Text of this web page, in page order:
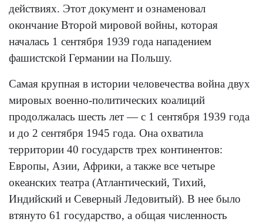
действиях. Этот документ и ознаменовал
окончание Второй мировой войны, которая
началась 1 сентября 1939 года нападением
фашистской Германии на Польшу.
Самая крупная в истории человечества война двух
мировых военно-политических коалиций
продолжалась шесть лет — с 1 сентября 1939 года
и до 2 сентября 1945 года. Она охватила
территории 40 государств трех континентов:
Европы, Азии, Африки, а также все четыре
океанских театра (Атлантический, Тихий,
Индийский и Северный Ледовитый). В нее было
втянуто 61 государство, а общая численность